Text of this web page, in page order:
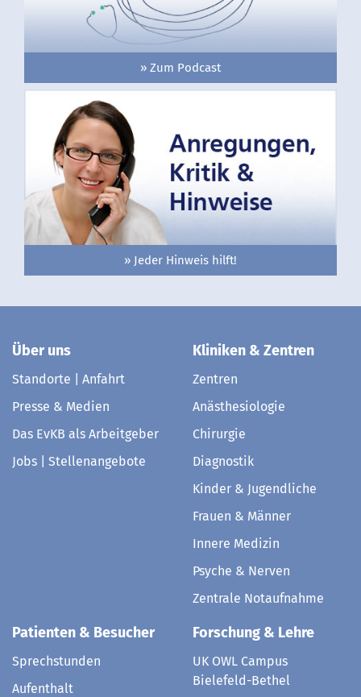
» Zum Podcast
» Jeder Hinweis hilft!
Über uns
Standorte | Anfahrt
Presse & Medien
Das EvKB als Arbeitgeber
Jobs | Stellenangebote
Kliniken & Zentren
Zentren
Anästhesiologie
Chirurgie
Diagnostik
Kinder & Jugendliche
Frauen & Männer
Innere Medizin
Psyche & Nerven
Zentrale Notaufnahme
Patienten & Besucher
Sprechstunden
Aufenthalt
Forschung & Lehre
UK OWL Campus
Bielefeld-Bethel